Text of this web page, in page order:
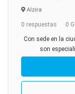
Alzira
0 respuestas 0
Con sede en la
son